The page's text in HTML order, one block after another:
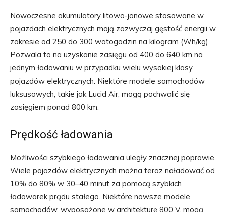
Nowoczesne akumulatory litowo-jonowe stosowane w
pojazdach elektrycznych mają zazwyczaj gęstość energii w
zakresie od 250 do 300 watogodzin na kilogram (Wh/kg).
Pozwala to na uzyskanie zasięgu od 400 do 640 km na
jednym ładowaniu w przypadku wielu wysokiej klasy
pojazdów elektrycznych. Niektóre modele samochodów
luksusowych, takie jak Lucid Air, mogą pochwalić się
zasięgiem ponad 800 km.
Prędkość ładowania
Możliwości szybkiego ładowania uległy znacznej poprawie.
Wiele pojazdów elektrycznych można teraz naładować od
10% do 80% w 30–40 minut za pomocą szybkich
ładowarek prądu stałego. Niektóre nowsze modele
samochodów, wyposażone w architekturę 800 V, mogą